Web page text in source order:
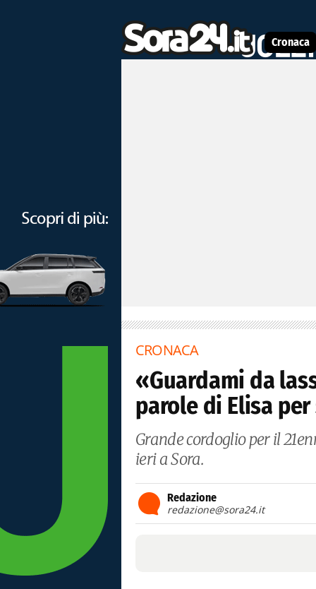
Cronaca
CRONACA
«Guardami da
parole di Elisa
Grande cordoglio per il
ieri a Sora.
Redazione
redazione@sora24.it